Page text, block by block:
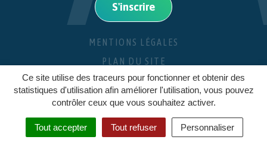
Ce site utilise des traceurs pour fonctionner et obtenir des
statistiques d'utilisation afin améliorer l'utilisation, vous pouvez
contrôler ceux que vous souhaitez activer.
Tout accepter Tout refuser Personnaliser
S'inscrire
MENTIONS LÉGALES
PLAN DU SITE
CRÉDITS